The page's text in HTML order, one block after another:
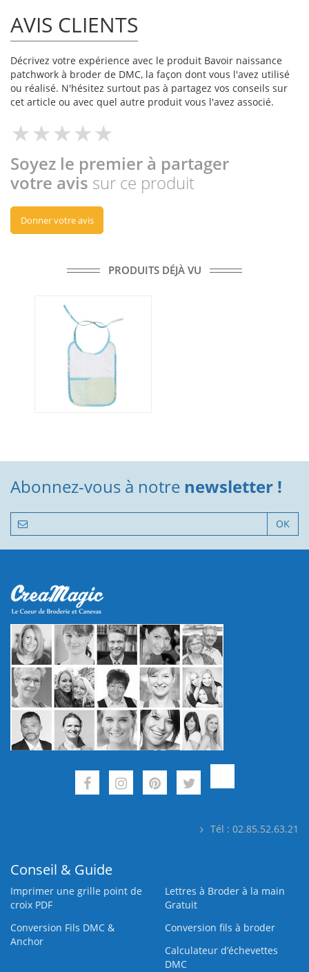
AVIS CLIENTS
Décrivez votre expérience avec le produit Bavoir naissance
patchwork à broder de DMC, la façon dont vous l'avez utilisé
ou réalisé. N'hésitez surtout pas à partagez vos conseils sur
cet article ou avec quel autre produit vous l'avez associé.
Soyez le premier à partager
votre avis sur ce produit
Donner votre avis
PRODUITS DÉJÀ VU
Abonnez-vous à notre newsletter !
OK
Tél : 02.85.52.63.21
Conseil & Guide
Imprimer une grille point de
croix PDF
Lettres à Broder à la main
Gratuit
Conversion Fils DMC &
Anchor
Conversion fils à broder
Calculateur d’échevettes
DMC